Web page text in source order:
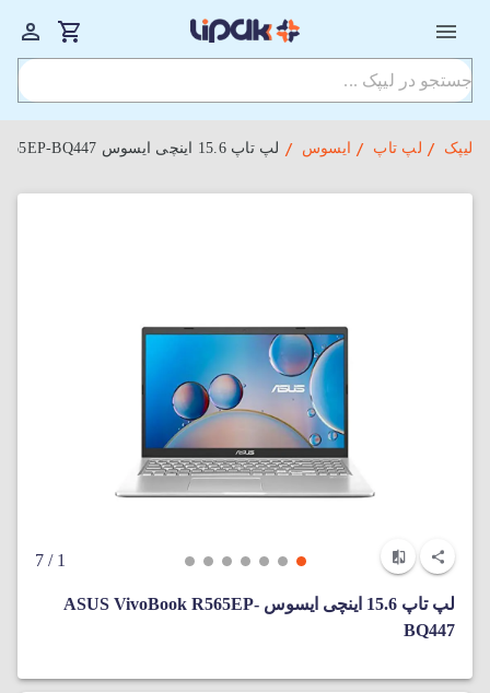
لیپک لپ تاپ ایسوس لپ‌ تاپ 15.6 اینچی ایسوس ASUS VivoBook R565EP-BQ447
1
/ 7
لپ‌ تاپ 15.6 اینچی ایسوس ASUS VivoBook R565EP-
BQ447